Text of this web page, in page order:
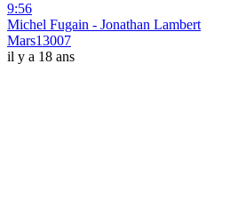
9:56
Michel Fugain - Jonathan Lambert
Mars13007
il y a 18 ans